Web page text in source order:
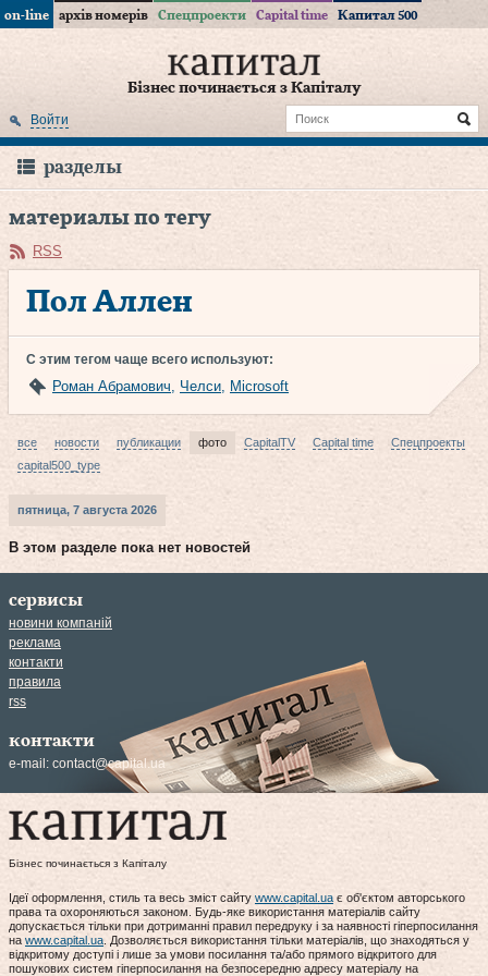
on-line архів номерів Спецпроекти Capital time Капитал 500
Бізнес починається з Капіталу
Войти
разделы
материалы по тегу
RSS
Пол Аллен
С этим тегом чаще всего используют:
Роман Абрамович, Челси, Microsoft
все новости публикации фото CapitalTV Capital time
Спецпроекты
capital500_type
пятница, 7 августа 2026
В этом разделе пока нет новостей
сервисы
новини компаній
реклама
контакти
правила
rss
контакти
e-mail: contact@capital.ua
Бізнес починається з Капіталу
Ідеї оформлення, стиль та весь зміст сайту www.capital.ua є об'єктом авторського
права та охороняються законом. Будь-яке використання матеріалів сайту
допускається тільки при дотриманні правил передруку і за наявності гіперпосилання
на www.capital.ua . Дозволяється використання тільки матеріалів, що знаходяться у
відкритому доступі і лише за умови посилання та/або прямого відкритого для
пошукових систем гіперпосилання на безпосередню адресу матеріалу на